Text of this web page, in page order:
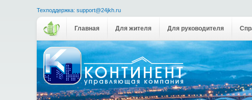
Техподдержка: support@24jkh.ru
Главная Для жителя Для руководителя